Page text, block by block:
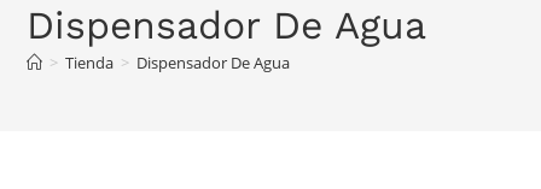
Dispensador De Agua
> Tienda > Dispensador De Agua